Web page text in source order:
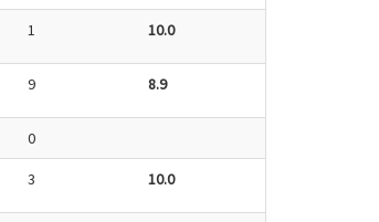
1 10.0
9 8.9
0
3 10.0